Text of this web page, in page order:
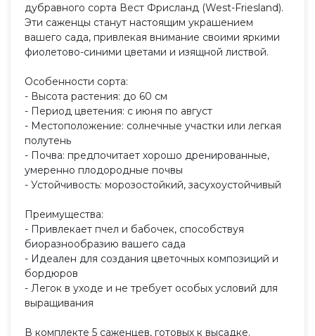
дубравного сорта Вест Фрисланд (West-Friesland).
Эти саженцы станут настоящим украшением
вашего сада, привлекая внимание своими яркими
фиолетово-синими цветами и изящной листвой.
Особенности сорта:
- Высота растения: до 60 см
- Период цветения: с июня по август
- Местоположение: солнечные участки или легкая
полутень
- Почва: предпочитает хорошо дренированные,
умеренно плодородные почвы
- Устойчивость: морозостойкий, засухоустойчивый
Преимущества:
- Привлекает пчел и бабочек, способствуя
биоразнообразию вашего сада
- Идеален для создания цветочных композиций и
бордюров
- Легок в уходе и не требует особых условий для
выращивания
В комплекте 5 саженцев, готовых к высадке.